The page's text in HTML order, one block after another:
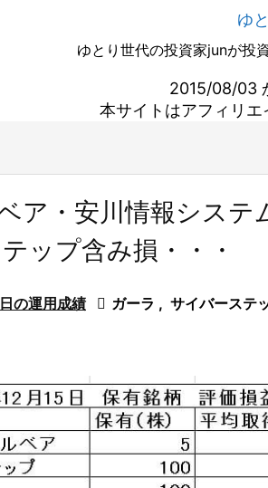
ゆ
ゆとり世代の投資家junが投
2015/08/03
本サイトはアフィリ
ア・安川情報システ
ップ含み損・・・
の運用成績  ガーラ , サイバーステ